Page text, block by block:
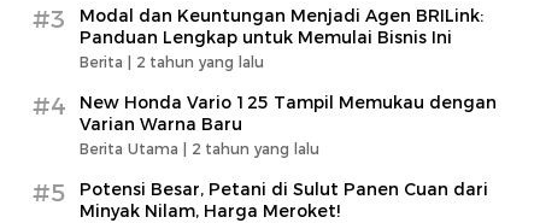
#3
Modal dan Keuntungan Menjadi Agen BRILink:
Panduan Lengkap untuk Memulai Bisnis Ini
Berita | 2 tahun yang lalu
#4
New Honda Vario 125 Tampil Memukau dengan
Varian Warna Baru
Berita Utama | 2 tahun yang lalu
#5
Potensi Besar, Petani di Sulut Panen Cuan dari
Minyak Nilam, Harga Meroket!